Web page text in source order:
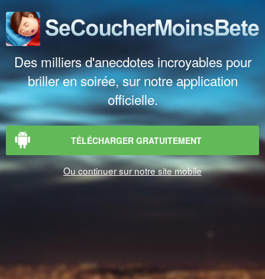
Des milliers d'anecdotes incroyables pour
briller en soirée, sur notre application
officielle.
TÉLÉCHARGER GRATUITEMENT
Ou continuer sur notre site mobile